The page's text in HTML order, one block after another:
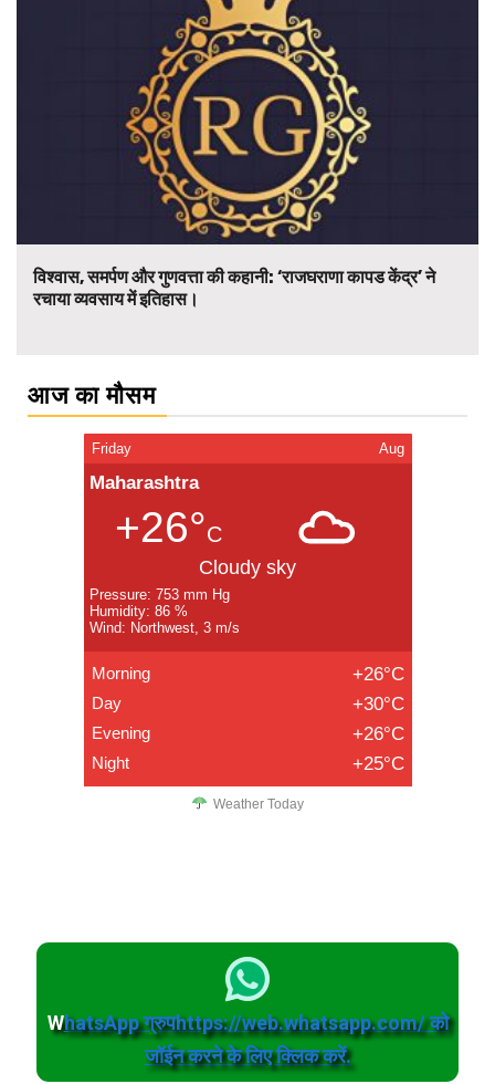
विश्वास, समर्पण और गुणवत्ता की कहानी: ‘राजघराणा कापड केंद्र’ ने
रचाया व्यवसाय में इतिहास।
आज का मौसम
Friday Aug
Maharashtra
+26°C
Cloudy sky
Pressure: 753 mm Hg
Humidity: 86 %
Wind: Northwest, 3 m/s
Morning +26°C
Day +30°C
Evening +26°C
Night +25°C
Weather Today
WhatsApp ग्रुपhttps://web.whatsapp.com/ को
जॉईन करने के लिए क्लिक करें.